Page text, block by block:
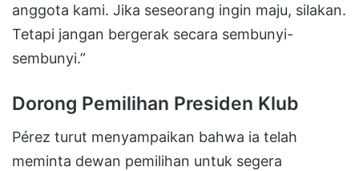
anggota kami. Jika seseorang ingin maju, silakan.
Tetapi jangan bergerak secara sembunyi-
sembunyi.”
Dorong Pemilihan Presiden Klub
Pérez turut menyampaikan bahwa ia telah
meminta dewan pemilihan untuk segera